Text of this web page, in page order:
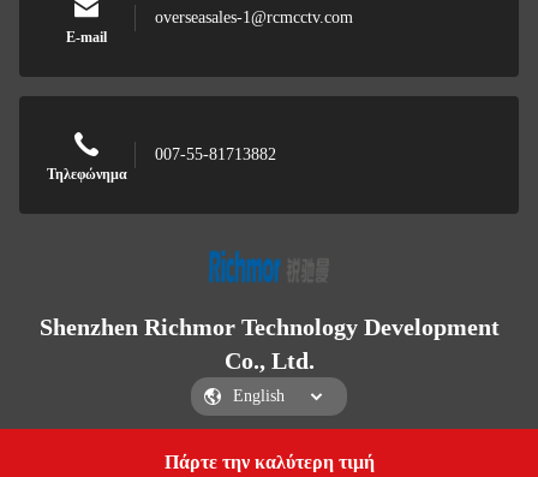
Πάρτε την καλύτερη τιμή
E-mail
overseasales-1@rcmcctv.com
Τηλεφώνημα
007-55-81713882
Shenzhen Richmor Technology Development
Co., Ltd.
Shenzhen Richmor Technology Development Co., Ltd.
Get a Quote